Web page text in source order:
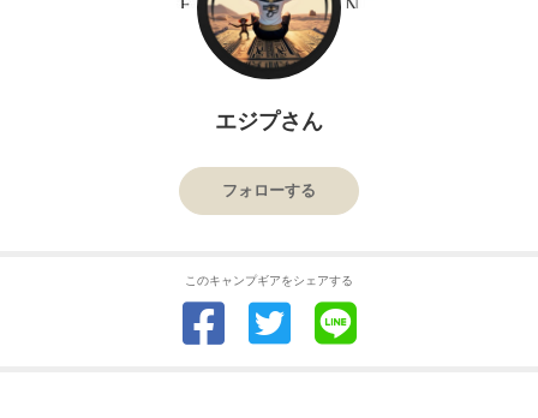
エジプさん
フォローする
このキャンプギアをシェアする